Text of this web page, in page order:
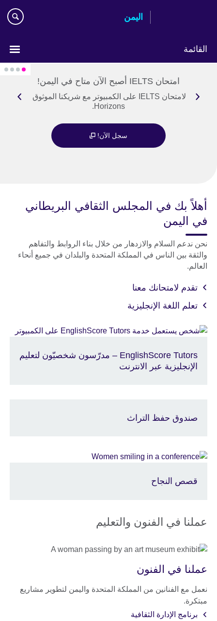
اليمن
القائمة
امتحان IELTS أصبح الآن متاح في اليمن!
تقدم لامتحان IELTS على الكمبيوتر مع شريكنا الموثوق New
Horizons.
سجل الاَن!
أهلاً بك في المجلس الثقافي البريطاني
في اليمن
نحن ندعم السلام والازدهار من خلال بناء الروابط والتفاهم
والثقة بين الناس في المملكة المتحدة والبلدان في جميع أنحاء
العالم.
تقدم لامتحانك معنا
تعلم اللغة الإنجليزية
EnglishScore Tutors – مدرّسون شخصيّون لتعليم
الإنجليزية عبر الانترنت
صندوق حفظ التراث
قصص النجاح
عملنا في الفنون والتعليم
عملنا في الفنون
نعمل مع الفنانين من المملكة المتحدة واليمن لتطوير مشاريع
مبتكرة.
برنامج الإدارة الثقافية